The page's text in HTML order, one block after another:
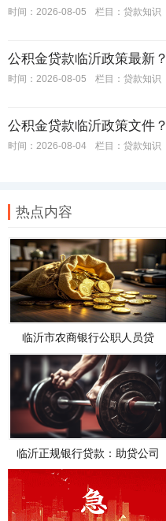
时间：2026-08-05 栏目： 贷款知识
公积金贷款临沂政策最新？
时间：2026-08-05 栏目： 贷款知识
公积金贷款临沂政策文件？
时间：2026-08-04 栏目： 贷款知识
热点内容
临沂市农商银行公职人员贷
贷款政策
临沂正规银行贷款：助贷公司
如何帮您轻松解决资金需求